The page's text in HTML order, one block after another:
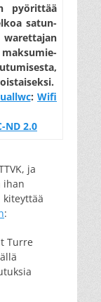
pyö­rit­tää
sa­tun­
: Wifi
ND 2.0
ja
ihan
kiteyttää
:
Turre